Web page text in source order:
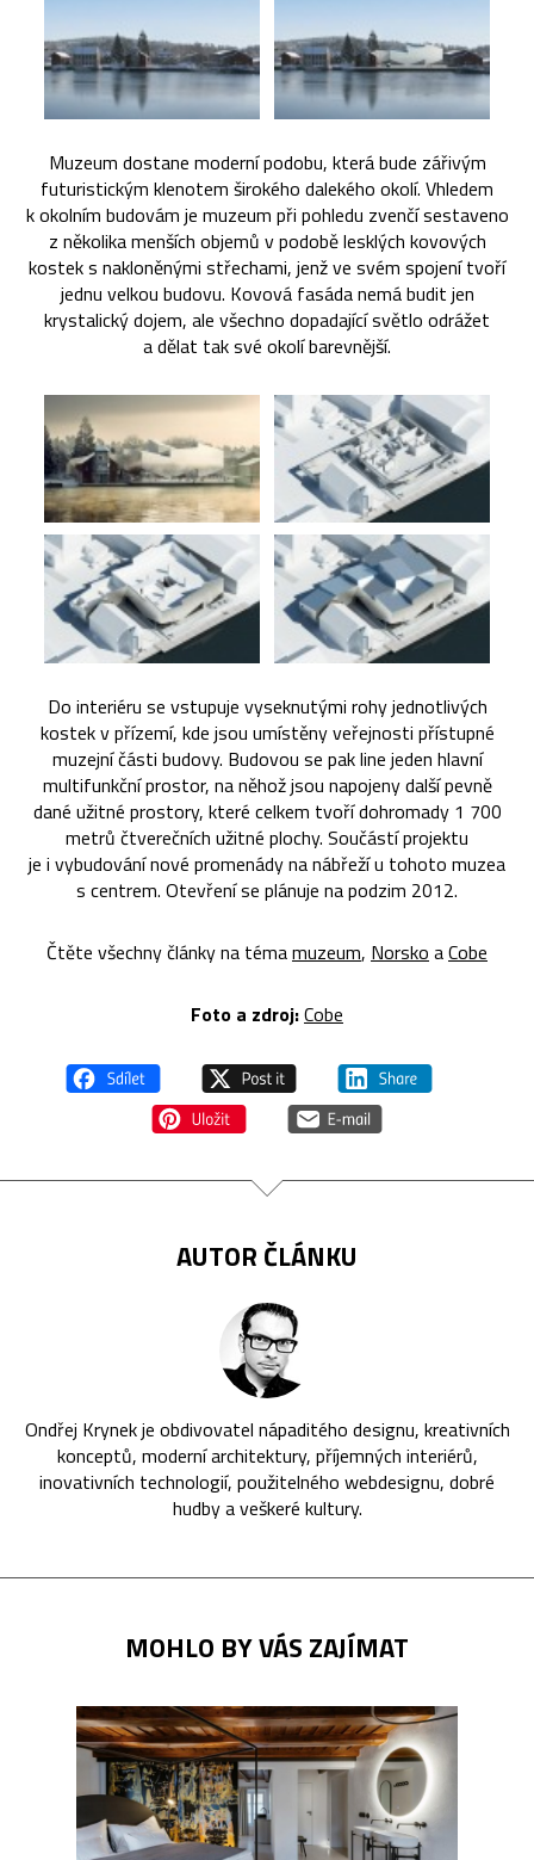
Muzeum dostane moderní podobu, která bude zářivým
futuristickým klenotem širokého dalekého okolí. Vhledem
k okolním budovám je muzeum při pohledu zvenčí sestaveno
z několika menších objemů v podobě lesklých kovových
kostek s nakloněnými střechami, jenž ve svém spojení tvoří
jednu velkou budovu. Kovová fasáda nemá budit jen
krystalický dojem, ale všechno dopadající světlo odrážet
a dělat tak své okolí barevnější.
Do interiéru se vstupuje vyseknutými rohy jednotlivých
kostek v přízemí, kde jsou umístěny veřejnosti přístupné
muzejní části budovy. Budovou se pak line jeden hlavní
multifunkční prostor, na něhož jsou napojeny další pevně
dané užitné prostory, které celkem tvoří dohromady 1 700
metrů čtverečních užitné plochy. Součástí projektu
je i vybudování nové promenády na nábřeží u tohoto muzea
s centrem. Otevření se plánuje na podzim 2012.
Čtěte všechny články na témamuzeum, Norsko aCobe
Foto a zdroj:Cobe
AUTOR ČLÁNKU
Ondřej Krynek je obdivovatel nápaditého designu, kreativních
konceptů, moderní architektury, příjemných interiérů,
inovativních technologií, použitelného webdesignu, dobré
hudby a veškeré kultury.
MOHLO BY VÁS ZAJÍMAT